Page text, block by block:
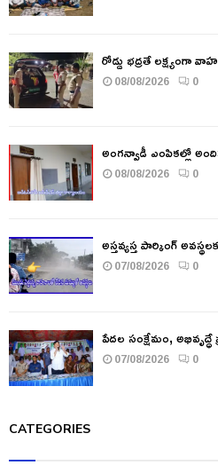
రోడ్డు భద్రతే లక్ష్యంగా
08/08/2026 0
అంగన్వాడీ ఎంపికల్లో
08/08/2026 0
అస్తవ్యస్త పార్కింగ్
07/08/2026 0
పేదల సంక్షేమం,
07/08/2026 0
CATEGORIES